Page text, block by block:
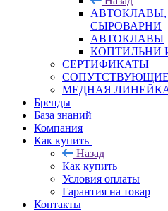
СЫРОВАРНИ
АВТОКЛАВЫ
КОПТИЛЬНИ
СЕРТИФИКАТЫ
МЕДНАЯ
Бренды
База знаний
Компания
Как купить
Назад
Как купить
Условия оплаты
Гарантия на товар
Контакты